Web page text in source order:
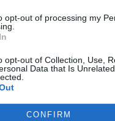
opt-out of processing my
opt-out of Collection, Use,
Data that Is
CONFIRM
il pentito
dello show, è
e ha
tanto per Taylor, i
il gesto non
sperando
bocca.